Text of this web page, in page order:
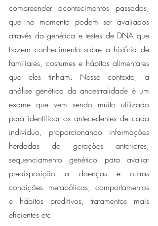
compreender acontecimentos passados,
que no momento podem ser avaliados
através da genética e testes de DNA que
trazem conhecimento sobre a história de
familiares, costumes e hábitos alimentares
que eles tinham. Nesse contexto, a
análise genética da ancestralidade é um
exame que vem sendo muito utilizado
para identificar os antecedentes de cada
indivíduo, proporcionando informações
herdadas de gerações anteriores,
sequenciamento genético para avaliar
predisposição a doenças e outras
condições metabólicas, comportamentos
e hábitos preditivos, tratamentos mais
eficientes etc.